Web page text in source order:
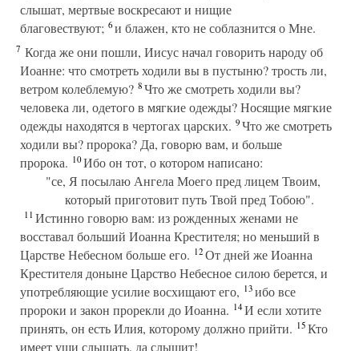
слышат, мертвые воскресают и нищие
благовествуют; 6и блажен, кто не соблазнится о Мне.
7 Когда же они пошли, Иисус начал говорить народу об
Иоанне: что смотреть ходили вы в пустыню? трость ли,
ветром колеблемую? 8Что же смотреть ходили вы?
человека ли, одетого в мягкие одежды? Носящие мягкие
одежды находятся в чертогах царских. 9Что же смотреть
ходили вы? пророка? Да, говорю вам, и больше
пророка. 10Ибо он тот, о котором написано:
"се, Я посылаю Ангела Моего пред лицем Твоим,
который приготовит путь Твой пред Тобою".
11Истинно говорю вам: из рожденных женами не
восставал больший Иоанна Крестителя; но меньший в
Царстве Небесном больше его. 12От дней же Иоанна
Крестителя доныне Царство Небесное силою берется, и
употребляющие усилие восхищают его, 13ибо все
пророки и закон прорекли до Иоанна. 14И если хотите
принять, он есть Илия, которому должно прийти. 15Кто
имеет уши слышать, да слышит!